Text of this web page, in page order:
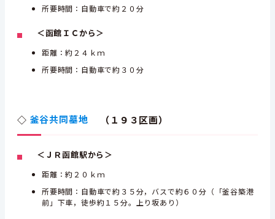
所要時間：自動車で約２０分
＜函館ＩＣから＞
距離：約２４ｋｍ
所要時間：自動車で約３０分
◇ 釜谷共同墓地 （１９３区画）
＜ＪＲ函館駅から＞
距離：約２０ｋｍ
所要時間：自動車で約３５分，バスで約６０分（「釜谷築港
前」下車，徒歩約１５分。上り坂あり）